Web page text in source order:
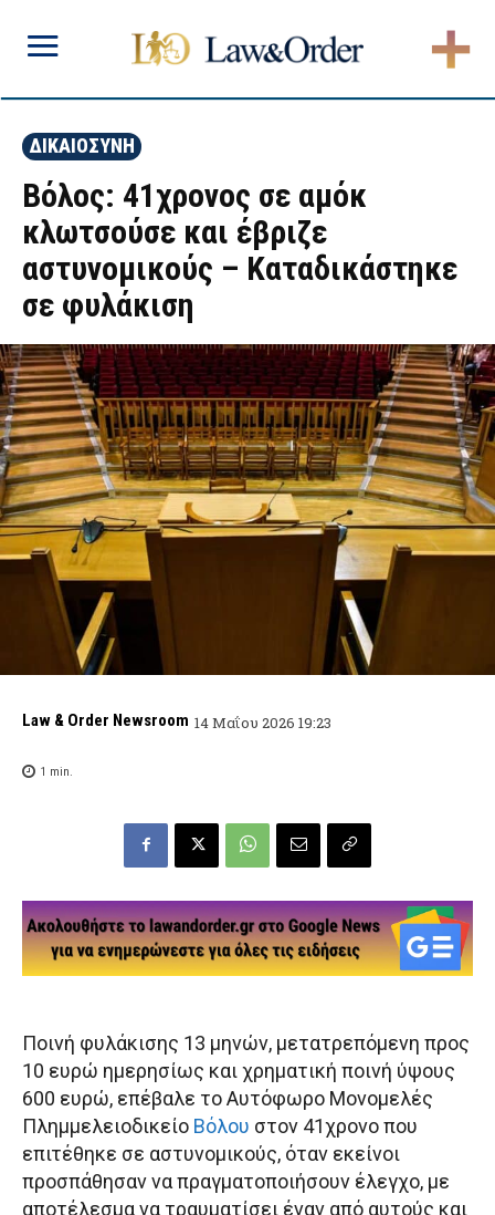
ΔΙΚΑΙΟΣΥΝΗ
Βόλος: 41χρονος σε αμόκ
κλωτσούσε και έβριζε
αστυνομικούς – Καταδικάστηκε
σε φυλάκιση
Law & Order Newsroom 14 Μαΐου 2026 19:23
1 min.
Ποινή φυλάκισης 13 μηνών, μετατρεπόμενη προς
10 ευρώ ημερησίως και χρηματική ποινή ύψους
600 ευρώ, επέβαλε το Αυτόφωρο Μονομελές
Πλημμελειοδικείο Βόλου στον 41χρονο που
επιτέθηκε σε αστυνομικούς, όταν εκείνοι
προσπάθησαν να πραγματοποιήσουν έλεγχο, με
αποτέλεσμα να τραυματίσει έναν από αυτούς και